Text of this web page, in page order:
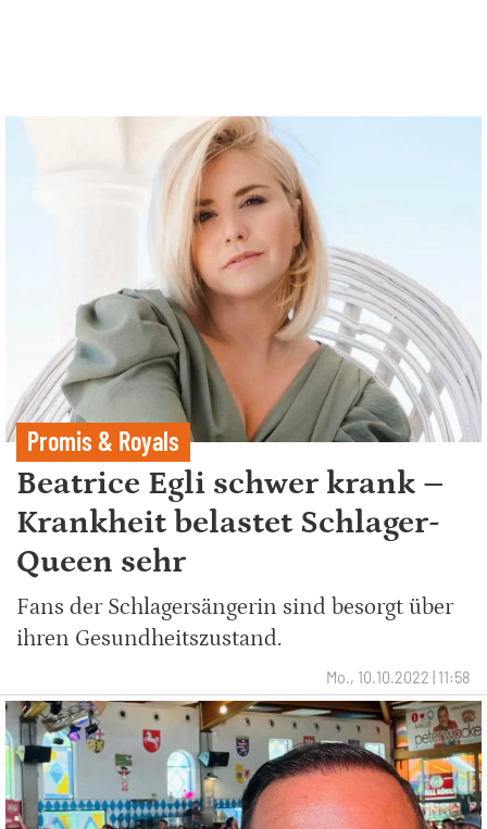
Promis & Royals
Beatrice Egli schwer krank –
Krankheit belastet Schlager-
Queen sehr
Fans der Schlagersängerin sind besorgt über
ihren Gesundheitszustand.
Mo., 10.10.2022 | 11:58